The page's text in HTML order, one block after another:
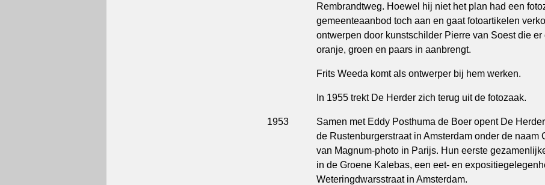
Rembrandtweg. Hoewel hij niet het plan had een
gemeenteaanbod toch aan en gaat fotoartikelen
ontwerpen door kunstschilder Pierre van Soest die
oranje, groen en paars in aanbrengt.
Frits Weeda komt als ontwerper bij hem werken.
In 1955 trekt De Herder zich terug uit de fotozaak.
1953
Samen met Eddy Posthuma de Boer opent De
de Rustenburgerstraat in Amsterdam onder de naam
van Magnum-photo in Parijs. Hun eerste
in de Groene Kalebas, een eet- en
Weteringdwarsstraat in Amsterdam.